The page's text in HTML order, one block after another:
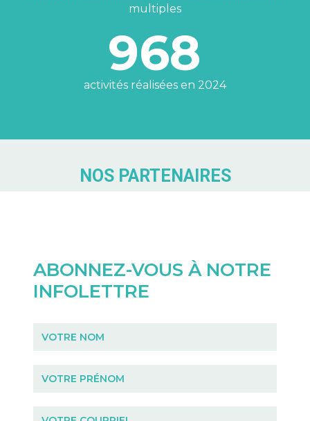
multiples
968
activités réalisées en 2024
NOS PARTENAIRES
ABONNEZ-VOUS À NOTRE
INFOLETTRE
Infolettre